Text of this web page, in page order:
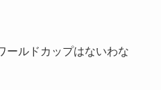
ールドカップはないわな